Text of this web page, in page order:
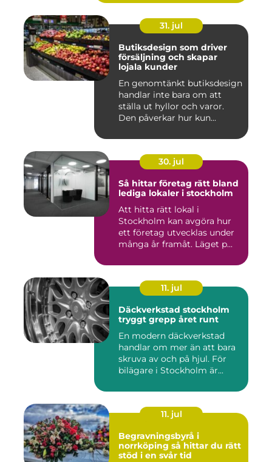
31. jul
Butiksdesign som driver
försäljning och skapar
lojala kunder
En genomtänkt butiksdesign
handlar inte bara om att
ställa ut hyllor och varor.
Den påverkar hur kun...
30. jul
Så hittar företag rätt bland
lediga lokaler i stockholm
Att hitta rätt lokal i
Stockholm kan avgöra hur
ett företag utvecklas under
många år framåt. Läget p...
11. jul
Däckverkstad stockholm
tryggt grepp året runt
En modern däckverkstad
handlar om mer än att bara
skruva av och på hjul. För
bilägare i Stockholm är...
11. jul
Begravningsbyrå i
norrköping så hittar du rätt
stöd i en svår tid